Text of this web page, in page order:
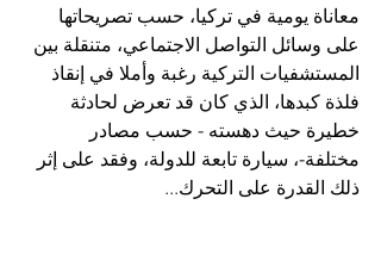
معاناة يومية في تركيا، حسب تصريحاتها
على وسائل التواصل الاجتماعي، متنقلة بين
المستشفيات التركية رغبة وأملا في إنقاذ
فلذة كبدها، الذي كان قد تعرض لحادثة
خطيرة حيث دهسته - حسب مصادر
مختلفة-، سيارة تابعة للدولة، وفقد على إثر
ذلك القدرة على التحرك...